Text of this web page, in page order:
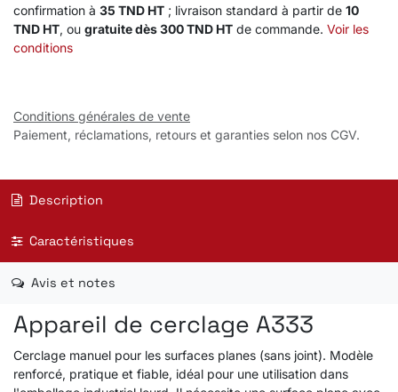
confirmation à 35 TND HT ; livraison standard à partir de 10
TND HT, ou gratuite dès 300 TND HT de commande. Voir les
conditions
Conditions générales de vente
Paiement, réclamations, retours et garanties selon nos CGV.
Description
Caractéristiques
Avis et notes
Appareil de cerclage A333
Cerclage manuel pour les surfaces planes (sans joint). Modèle
renforcé, pratique et fiable, idéal pour une utilisation dans